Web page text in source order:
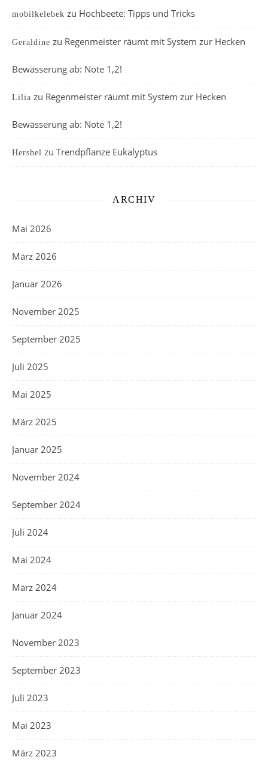
mobilkelebek zu Hochbeete: Tipps und Tricks
Geraldine zu Regenmeister räumt mit System zur Hecken
Bewässerung ab: Note 1,2!
Lilia zu Regenmeister räumt mit System zur Hecken
Bewässerung ab: Note 1,2!
Hershel zu Trendpflanze Eukalyptus
ARCHIV
Mai 2026
März 2026
Januar 2026
November 2025
September 2025
Juli 2025
Mai 2025
März 2025
Januar 2025
November 2024
September 2024
Juli 2024
Mai 2024
März 2024
Januar 2024
November 2023
September 2023
Juli 2023
Mai 2023
März 2023